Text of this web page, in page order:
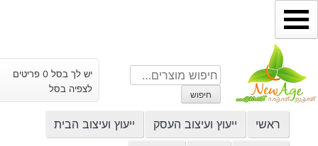
דילוג
לתוכן
חיפוש
עבור:
חיפוש
יש לך בסל 0 פריטים
לצפיה בסל
ראשי ייעוץ ועיצוב העסק ייעוץ ועיצוב הבית